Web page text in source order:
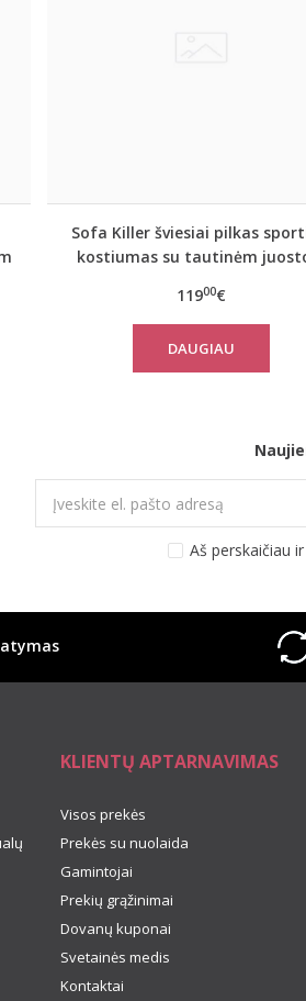
Sofa Killer šviesiai pilkas
kostiumas su tautinėm
11900€
DAUGIAU
Aš perskaičiau
KLIENTŲ APTARNAVIMAS
Visos prekės
Prekės su nuolaida
Gamintojai
Prekių grąžinimai
Dovanų kuponai
Svetainės medis
Kontaktai